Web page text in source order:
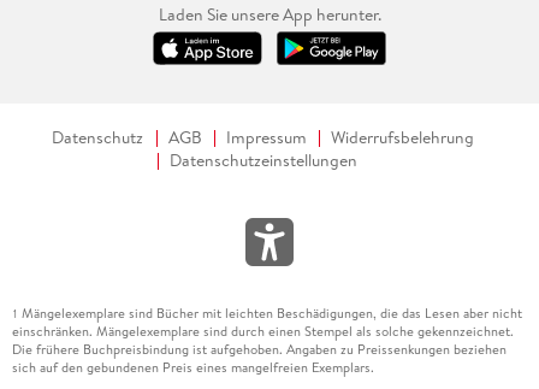
Laden Sie unsere App herunter.
Datenschutz AGB Impressum
Widerrufsbelehrung
Datenschutzeinstellungen
1 Mängelexemplare sind Bücher mit leichten Beschädigungen, die das Lesen aber nicht
einschränken. Mängelexemplare sind durch einen Stempel als solche gekennzeichnet.
Die frühere Buchpreisbindung ist aufgehoben. Angaben zu Preissenkungen beziehen
sich auf den gebundenen Preis eines mangelfreien Exemplars.